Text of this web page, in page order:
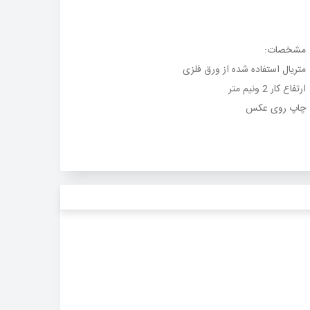
مشخصات:
متریال استفاده شده از ورق فلزی
ارتفاع کار 2 ونیم متر
چاپ روی عکس